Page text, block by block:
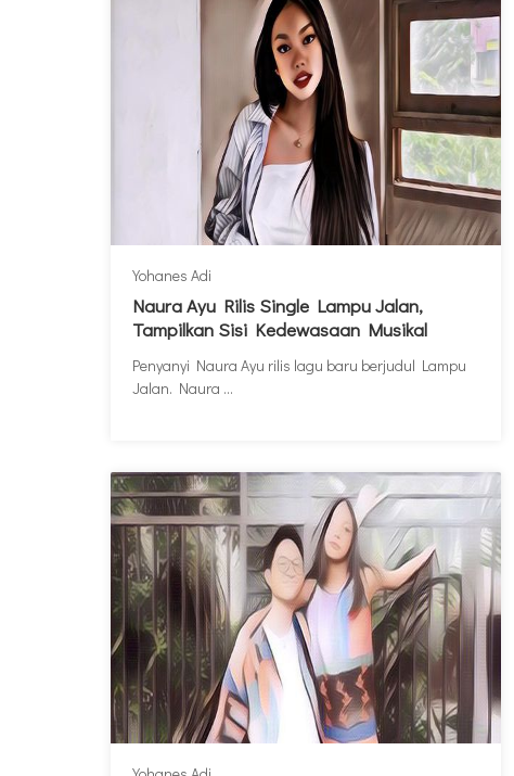
Yohanes Adi
Naura Ayu Rilis Single Lampu Jalan,
Tampilkan Sisi Kedewasaan Musikal
Penyanyi Naura Ayu rilis lagu baru berjudul Lampu
Jalan. Naura ...